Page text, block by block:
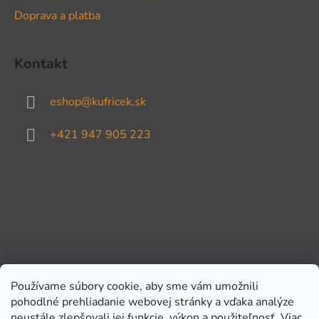
Používame súbory cookie, aby sme vám umožnili
pohodlné prehliadanie webovej stránky a vďaka analýze
Doprava a platba
Kontakt
eshop@kufricek.sk
+421 947 905 223